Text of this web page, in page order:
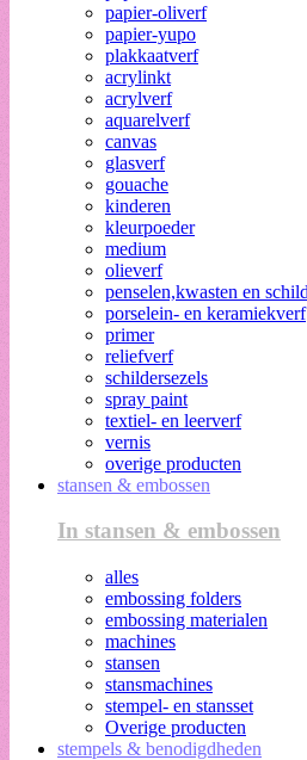
papier-oliverf
papier-yupo
plakkaatverf
acrylinkt
acrylverf
aquarelverf
canvas
glasverf
gouache
kinderen
kleurpoeder
medium
olieverf
penselen,kwasten en
porselein- en keramiekverf
primer
reliefverf
schildersezels
spray paint
textiel- en leerverf
vernis
overige producten
stansen & embossen
In stansen & embossen
alles
embossing folders
embossing materialen
machines
stansen
stansmachines
stempel- en stansset
Overige producten
stempels & benodigdheden